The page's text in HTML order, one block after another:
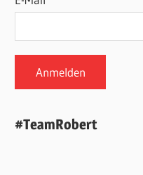
#TeamRobert